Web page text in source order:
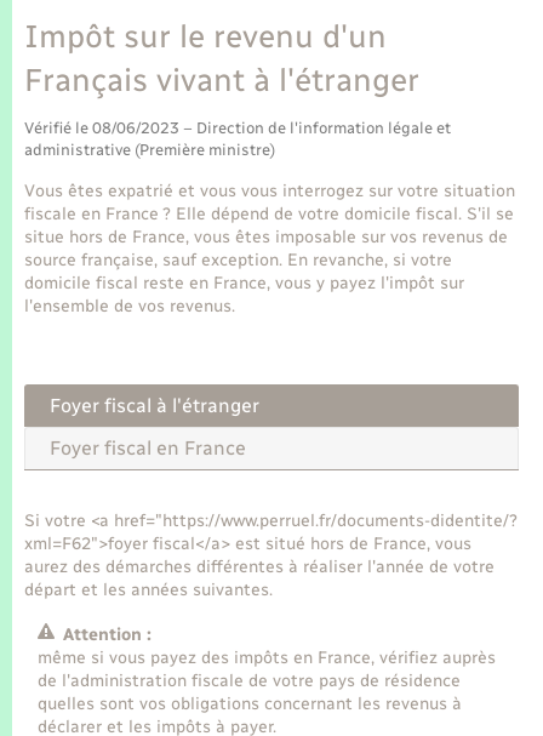
Organisation d’événement
Sécurité - Prévention
Transports
Voirie et espace public
Impôt sur le revenu d'un
Français vivant à l'étranger
Vérifié le 08/06/2023 – Direction de l'information légale et
administrative (Première ministre)
Vous êtes expatrié et vous vous interrogez sur votre situation
fiscale en France ? Elle dépend de votre domicile fiscal. S'il se
situe hors de France, vous êtes imposable sur vos revenus de
source française, sauf exception. En revanche, si votre
domicile fiscal reste en France, vous y payez l'impôt sur
l'ensemble de vos revenus.
Foyer fiscal à l'étranger
Foyer fiscal en France
Si votre <a href="https://www.perruel.fr/documents-didentite/?
xml=F62">foyer fiscal</a> est situé hors de France, vous
aurez des démarches différentes à réaliser l'année de votre
départ et les années suivantes.
Attention :
même si vous payez des impôts en France, vérifiez auprès
de l'administration fiscale de votre pays de résidence
quelles sont vos obligations concernant les revenus à
déclarer et les impôts à payer.